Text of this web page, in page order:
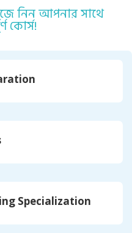
নিন আপনার সাথে
কোর্স!
Specialization